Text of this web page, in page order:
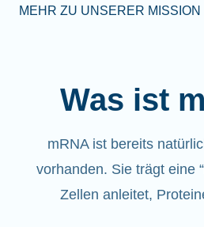
MEHR ZU UNSERER MISSION
Was ist
mRNA ist bereits
vorhanden. Sie trägt eine
Zellen anleitet,